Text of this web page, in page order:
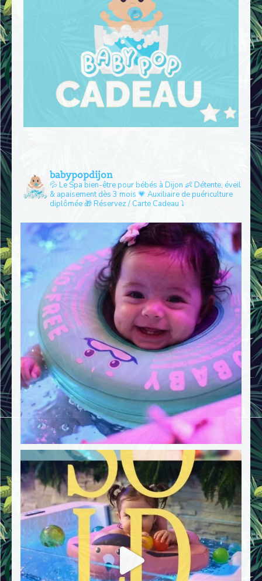
babypopdijon
💦 Le Spa bien-être pour bébés à Dijon 👶 Détente, éveil
& apaisement dès 3 mois 💗 Auxiliaire de puériculture
diplômée🎁 Réservez / Carte Cadeau ⤵️